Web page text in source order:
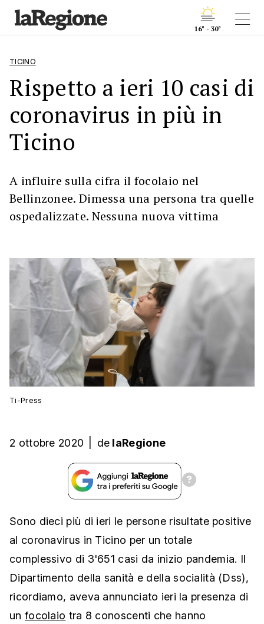
16° - 30°
TICINO
Rispetto a ieri 10 casi di
coronavirus in più in
Ticino
A influire sulla cifra il focolaio nel
Bellinzonee. Dimessa una persona tra quelle
ospedalizzate. Nessuna nuova vittima
Ti-Press
2 ottobre 2020 de laRegione
Sono dieci più di ieri le persone risultate positive
al coronavirus in Ticino per un totale
complessivo di 3'651 casi da inizio pandemia. Il
Dipartimento della sanità e della socialità (Dss),
ricordiamo, aveva annunciato ieri la presenza di
un focolaio tra 8 conoscenti che hanno